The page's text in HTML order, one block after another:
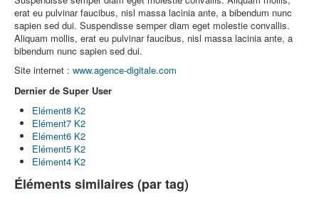
erat eu pulvinar faucibus, nisl massa lacinia ante, a bibendum nunc
sapien sed dui. Suspendisse semper diam eget molestie convallis.
Aliquam mollis, erat eu pulvinar faucibus, nisl massa lacinia ante, a
bibendum nunc sapien sed dui.
Site internet : www.agence-digitale.com
Dernier de Super User
Elément8 K2
Elément7 K2
Elément6 K2
Elément5 K2
Elément4 K2
Éléments similaires (par tag)